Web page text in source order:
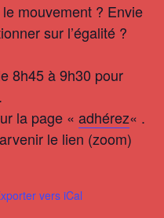
le mouvement ? Envie
sur l’égalité ?
8h45 à 9h30 pour
la page « adhérez« .
le lien (zoom)
vers iCal